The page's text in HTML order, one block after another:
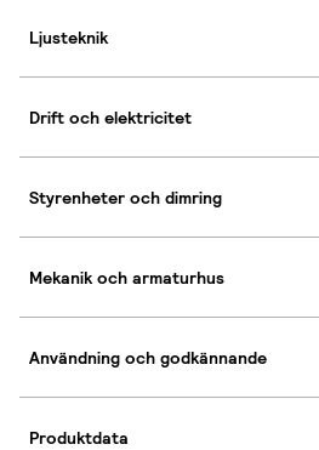
Ljusteknik
Drift och elektricitet
Styrenheter och dimring
Mekanik och armaturhus
Användning och godkännande
Produktdata